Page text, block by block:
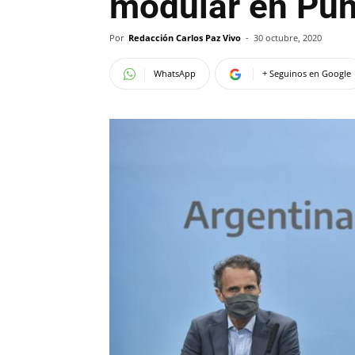
Por Redacción Carlos Paz Vivo - 30 octubre, 2020
WhatsApp + Seguinos en Google